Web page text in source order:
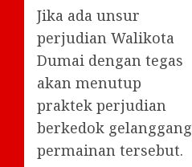
Jika ada unsur
perjudian Walikota
Dumai dengan tegas
akan menutup
praktek perjudian
berkedok gelanggang
permainan tersebut.